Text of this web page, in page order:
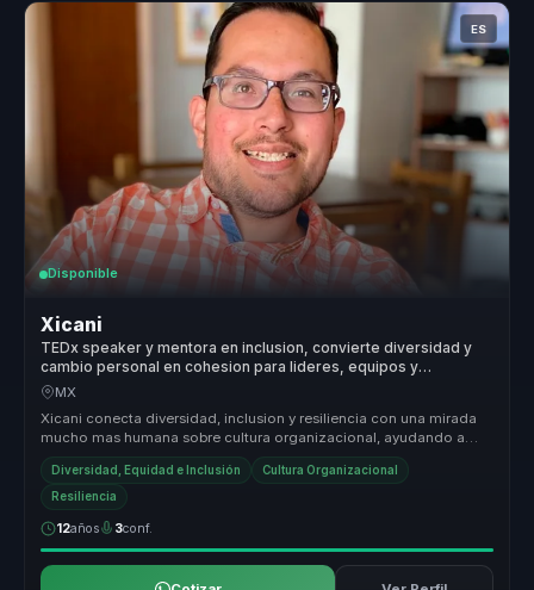
ES
Disponible
Xicani
TEDx speaker y mentora en inclusion, convierte diversidad y
cambio personal en cohesion para lideres, equipos y
organizaciones.
MX
Xicani conecta diversidad, inclusion y resiliencia con una mirada
mucho mas humana sobre cultura organizacional, ayudando a
que las empre...
Diversidad, Equidad e Inclusión Cultura Organizacional
Resiliencia
12años 3conf.